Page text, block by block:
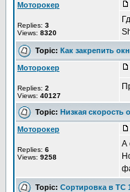
Моторокер
Replies: 3
Views: 8320
Topic: Как закрепить
Моторокер
Replies: 2
Views: 40127
Topic: Низкая скорость
Моторокер
Replies: 6
Views: 9258
А
Topic: Сортировка в TC